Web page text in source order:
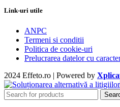
Link-uri utile
ANPC
Termeni si conditii
Politica de cookie-uri
Prelucrarea datelor cu
2024 Effeto.ro | Powered by